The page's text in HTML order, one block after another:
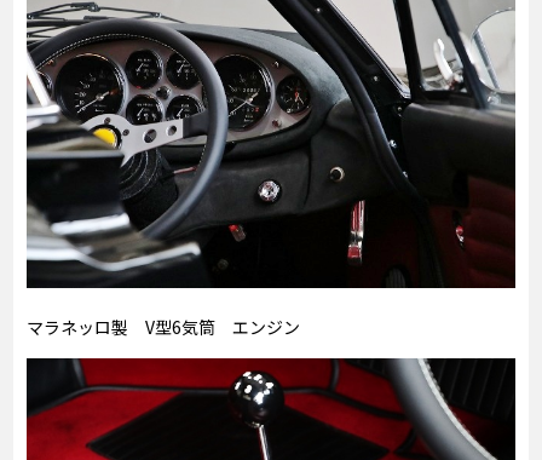
マラネッロ製 V型6気筒 エンジン